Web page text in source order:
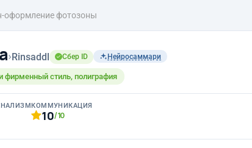
оформление фотозоны
›Rinsaddl Сбер ID Нейросаммари
фирменный стиль, полиграфия
КОММУНИКАЦИЯ
10/10